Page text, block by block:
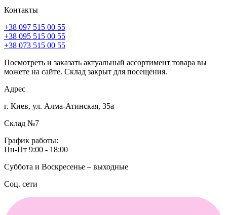
Контакты
+38 097 515 00 55
+38 095 515 00 55
+38 073 515 00 55
Посмотреть и заказать актуальный ассортимент товара вы
можете на сайте. Склад закрыт для посещения.
Адрес
г. Киев, ул. Алма-Атинская, 35а
Склад №7
График работы:
Пн-Пт 9:00 - 18:00
Суббота и Воскресенье – выходные
Соц. сети